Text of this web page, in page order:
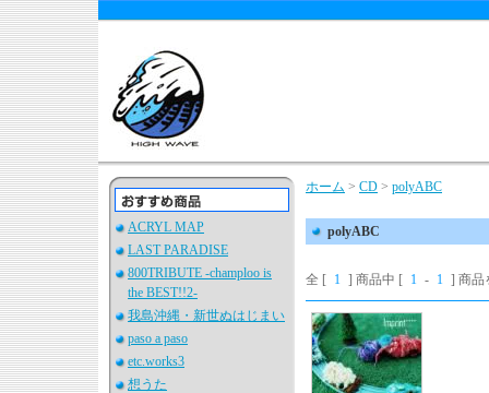
ACRYL MAP
LAST PARADISE
800TRIBUTE -champloo is
the BEST!!2-
我島沖縄・新世ぬはじまい
paso a paso
etc.works3
想うた
ホーム > CD > polyABC
polyABC
全 [ 1 ] 商品中 [ 1 - 1 ] 商品